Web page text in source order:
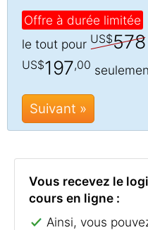
Offre à durée limitée
le tout pour US$578
US$197,00
Suivant »
Vous recevez le
cours en ligne :
Ainsi, vous